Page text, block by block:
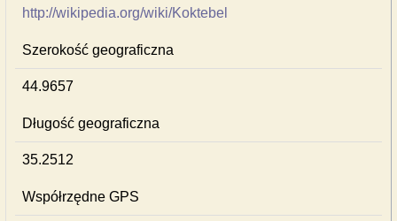
http://wikipedia.org/wiki/Koktebel
Szerokość geograficzna
44.9657
Długość geograficzna
35.2512
Współrzędne GPS